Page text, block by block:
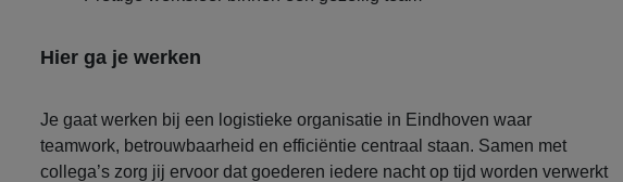
Hier ga je werken
Je gaat werken bij een logistieke organisatie in Eindhoven waar
teamwork, betrouwbaarheid en efficiëntie centraal staan. Samen met
collega’s zorg jij ervoor dat goederen iedere nacht op tijd worden verwerkt